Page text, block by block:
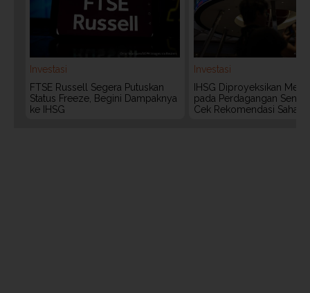
Investasi
FTSE Russell Segera Putuskan
Status Freeze, Begini Dampaknya
ke IHSG
Investasi
IHSG Diproyeksikan
pada Perdagangan Senin
Cek Rekomendasi